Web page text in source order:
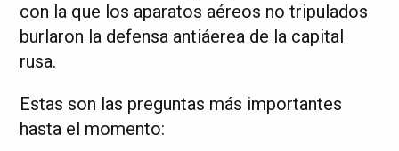
con la que los aparatos aéreos no tripulados
burlaron la defensa antiáerea de la capital
rusa.
Estas son las preguntas más importantes
hasta el momento: